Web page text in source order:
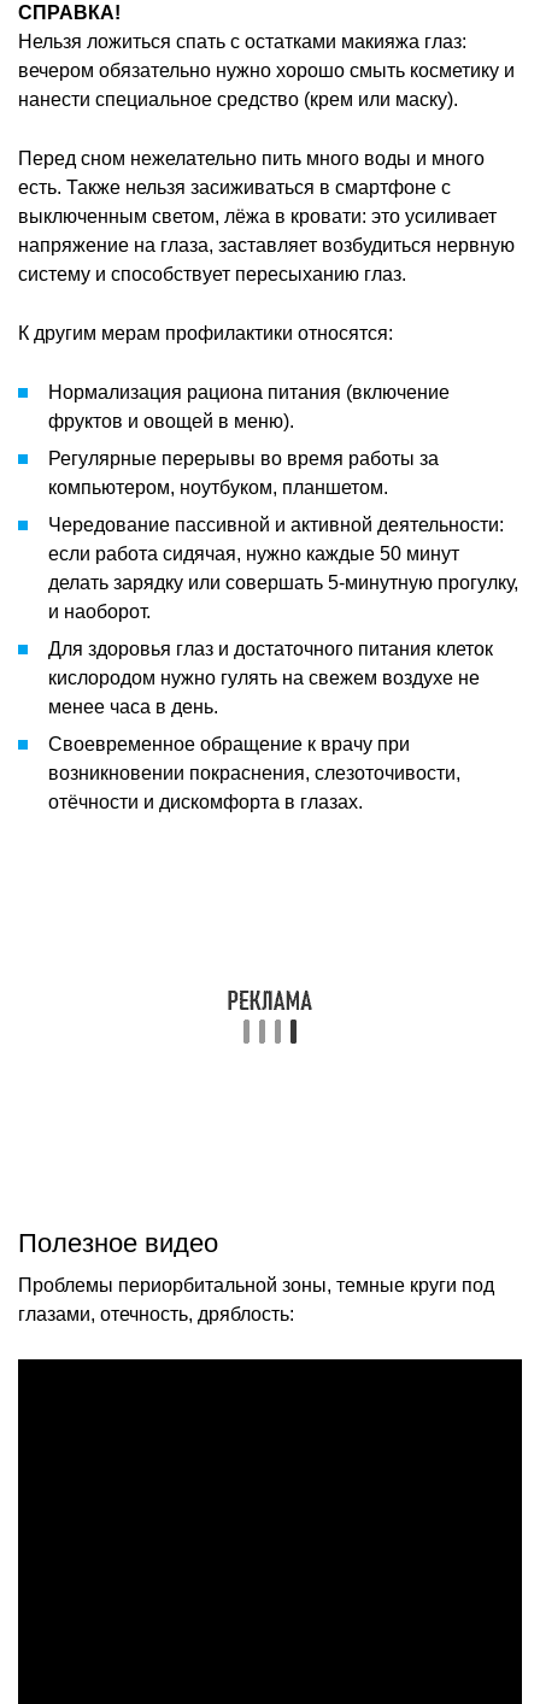
СПРАВКА!
Нельзя ложиться спать с остатками макияжа глаз:
вечером обязательно нужно хорошо смыть косметику и
нанести специальное средство (крем или маску).
Перед сном нежелательно пить много воды и много
есть. Также нельзя засиживаться в смартфоне с
выключенным светом, лёжа в кровати: это усиливает
напряжение на глаза, заставляет возбудиться нервную
систему и способствует пересыханию глаз.
К другим мерам профилактики относятся:
Нормализация рациона питания (включение
фруктов и овощей в меню).
Регулярные перерывы во время работы за
компьютером, ноутбуком, планшетом.
Чередование пассивной и активной деятельности:
если работа сидячая, нужно каждые 50 минут
делать зарядку или совершать 5-минутную прогулку,
и наоборот.
Для здоровья глаз и достаточного питания клеток
кислородом нужно гулять на свежем воздухе не
менее часа в день.
Своевременное обращение к врачу при
возникновении покраснения, слезоточивости,
отёчности и дискомфорта в глазах.
Полезное видео
Проблемы периорбитальной зоны, темные круги под
глазами, отечность, дряблость: